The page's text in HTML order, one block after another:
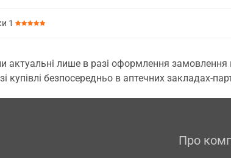
1
актуальні лише в разі оформлення замовлення
купівлі безпосередньо в аптечних закладах-
Про